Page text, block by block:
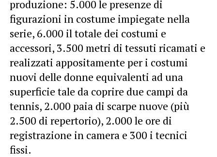
produzione: 5.000 le presenze di
figurazioni in costume impiegate nella
serie, 6.000 il totale dei costumi e
accessori, 3.500 metri di tessuti ricamati e
realizzati appositamente per i costumi
nuovi delle donne equivalenti ad una
superficie tale da coprire due campi da
tennis, 2.000 paia di scarpe nuove (più
2.500 di repertorio), 2.000 le ore di
registrazione in camera e 300 i tecnici
fissi.